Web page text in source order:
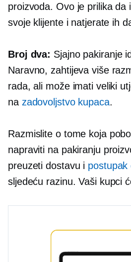
proizvoda. Ovo je prilika da
svoje klijente i natjerate ih
Broj dva: Sjajno pakiranje
Naravno, zahtijeva više
rada, ali može imati veliki
na zadovoljstvo kupaca.
Razmislite o tome koja
napraviti na pakiranju
preuzeti dostavu i postupak
sljedeću razinu. Vaši kupci